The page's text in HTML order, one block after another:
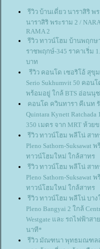
รีวิว บ้านเดี่ยว นาราสิริ พ
นาราสิริ พระราม 2 /
RAMA 2
รีวิว ทาวน์โฮม บ้านพฤกษ
ราชพฤกษ์-345 ราคาเริ่ม
บาท
รีวิว คอนโด เซอริโอ้ สุขุ
Serio Sukhumvit 50 คอน
พร้อมอยู่ ใกล้ BTS อ่อนนุช
คอนโด ควินทารา คีเนท
Quintara Kynett Ratchada
350 เมตร จาก MRT ห้วย
รีวิว ทาวน์โฮม พลีโน่ สา
Pleno Sathorn-Suksawat
ทาวน์โฮมใหม่ ใกล้สาทร
รีวิว ทาวน์โฮม พลีโน่ สา
Pleno Sathorn-Suksawat
ทาวน์โฮมใหม่ ใกล้สาทร
รีวิว ทาวน์โฮม พลีโน่ บา
Pleno Bangyai 2 ใกล้
Westgate และ รถไฟฟ้าสา
นาที*
รีวิว มัณฑนา พุทธมณฑลส